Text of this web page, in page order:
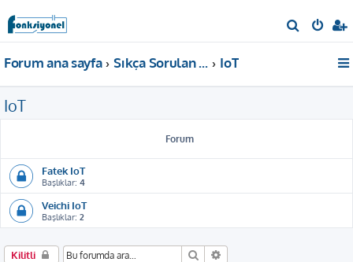
r
Forum ana sayfa Sıkça Sorulan Sorular IoT
IoT
Forum
Fatek IoT
Başlıklar: 4
Veichi IoT
Başlıklar: 2
Kilitli Ara